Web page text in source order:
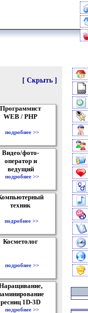
[ Скрыть ]
Программист
WEB / PHP
подробнее >>
Видео/фото-
оператор и
ведущий
подробнее >>
техник
подробнее >>
Косметолог
подробнее >>
ресниц 1D-3D
подробнее >>